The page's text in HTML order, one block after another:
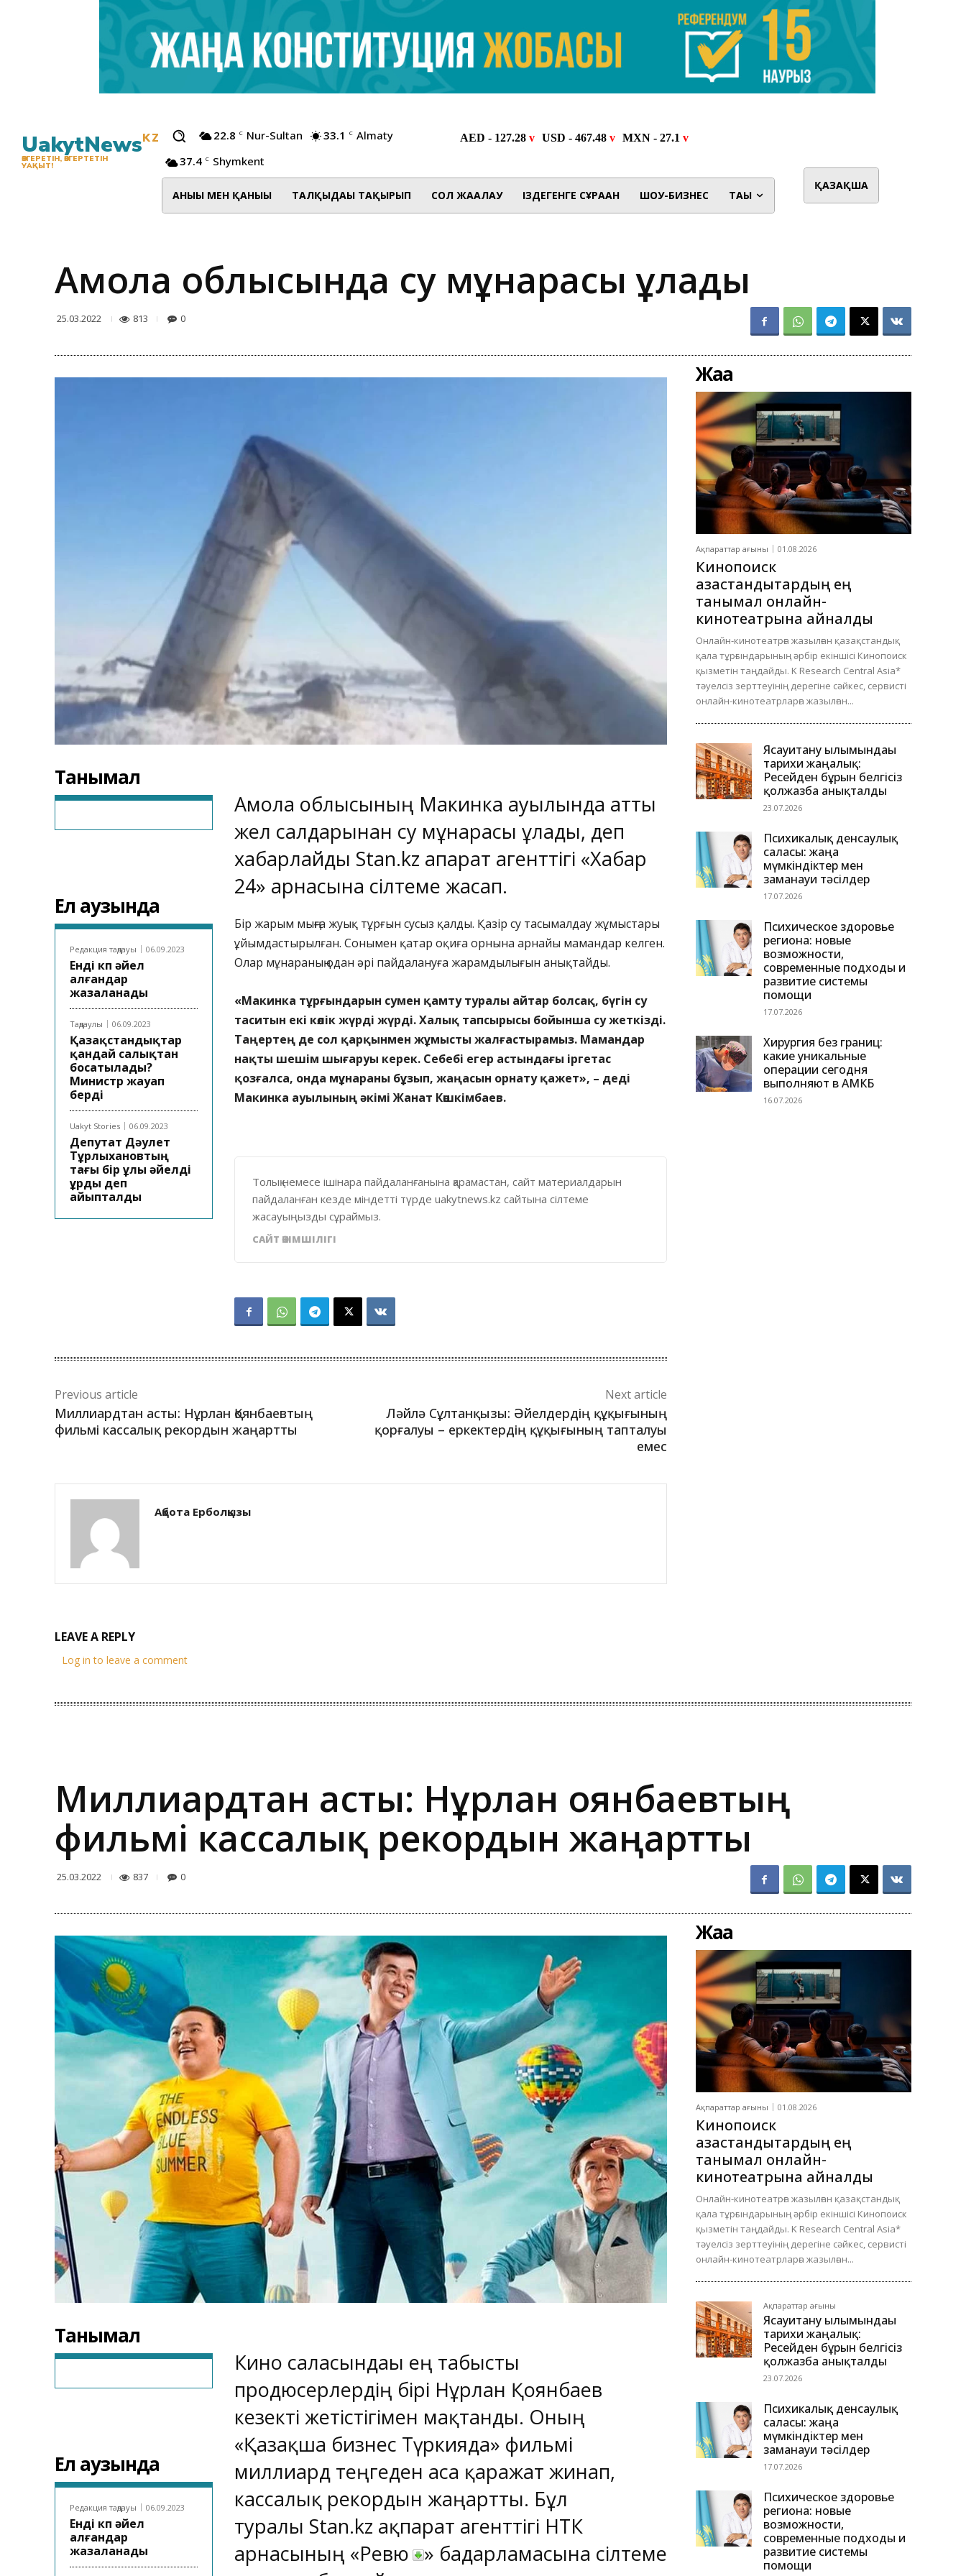
UakytNewsKZ
ӨЗГЕРЕТІН, ӨЗГЕРТЕТІН
УАҚЫТ!
22.8 C Nur-Sultan 33.1 C Almaty
37.4 C Shymkent
АНЫҒЫ МЕН ҚАНЫҒЫ ТАЛҚЫДАҒЫ ТАҚЫРЫП СОЛ ЖАҒАЛАУ ІЗДЕГЕНГЕ СҰРАҒАН ШОУ-БИЗНЕС ТАҒЫ
ҚАЗАҚША
Ақмола облысында су мұнарасы құлады
25.03.2022 813 0
Танымал
Ел аузында
Редакция таңдауы 06.09.2023
Енді көп әйел
алғандар
жазаланады
Таңдаулы 06.09.2023
Қазақстандықтар
қандай салықтан
босатылады?
Министр жауап
берді
Uakyt Stories 06.09.2023
Депутат Дәулет
Тұрлыхановтың
тағы бір ұлы әйелді
ұрды деп
айыпталды
Ақмола облысының Макинка ауылында қатты
жел салдарынан су мұнарасы құлады, деп
хабарлайды Stan.kz ақпарат агенттігі «Хабар
24» арнасына сілтеме жасап.
Бір жарым мыңға жуық тұрғын сусыз қалды. Қазір су тасымалдау жұмыстары
ұйымдастырылған. Сонымен қатар оқиға орнына арнайы мамандар келген.
Олар мұнараның одан әрі пайдалануға жарамдылығын анықтайды.
«Макинка тұрғындарын сумен қамту туралы айтар болсақ, бүгін су
таситын екі көлік жүрді жүрді. Халық тапсырысы бойынша су жеткізді.
Таңертең де сол қарқынмен жұмысты жалғастырамыз. Мамандар
нақты шешім шығаруы керек. Себебі егер астындағы іргетас
қозғалса, онда мұнараны бұзып, жаңасын орнату қажет», – деді
Макинка ауылының әкімі Жанат Көшкімбаев.
Толық немесе ішінара пайдаланғанына қарамастан, сайт материалдарын
пайдаланған кезде міндетті түрде uakytnews.kz сайтына сілтеме
жасауыңызды сұраймыз.
САЙТ ӘКІМШІЛІГІ
Previous article
Миллиардтан асты: Нұрлан Қоянбаевтың
фильмі кассалық рекордын жаңартты
Next article
Ләйлә Сұлтанқызы: Әйелдердің құқығының
қорғалуы – еркектердің құқығының тапталуы
емес
Ақбота Ерболқызы
LEAVE A REPLY
Log in to leave a comment
Жаңа
Ақпараттар ағыны 01.08.2026
Кинопоиск
қазақстандықтардың ең
танымал онлайн-
кинотеатрына айналды
Онлайн-кинотеатрға жазылған қазақстандық
қала тұрғындарының әрбір екіншісі Кинопоиск
қызметін таңдайды. K Research Central Asia*
тәуелсіз зерттеуінің дерегіне сәйкес, сервисті
онлайн-кинотеатрларға жазылған...
Ясауитану ғылымындағы
тарихи жаңалық:
Ресейден бұрын белгісіз
қолжазба анықталды
23.07.2026
Психикалық денсаулық
саласы: жаңа
мүмкіндіктер мен
заманауи тәсілдер
17.07.2026
Психическое здоровье
региона: новые
возможности,
современные подходы и
развитие системы
помощи
17.07.2026
Хирургия без границ:
какие уникальные
операции сегодня
выполняют в АМКБ
16.07.2026